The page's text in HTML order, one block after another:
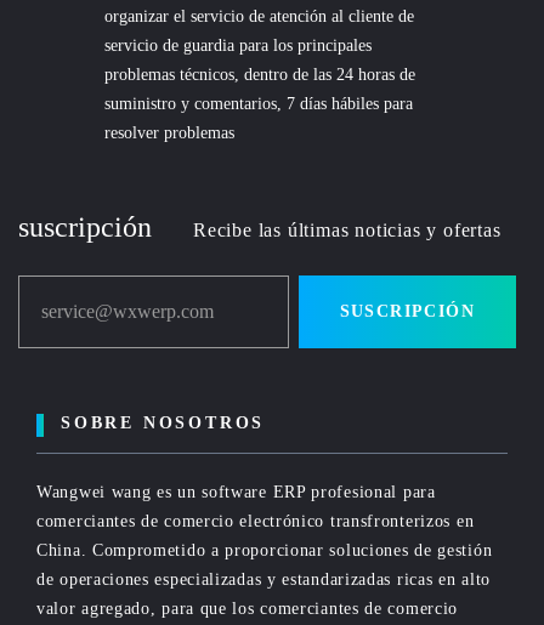
organizar el servicio de atención al cliente de
servicio de guardia para los principales
problemas técnicos, dentro de las 24 horas de
suministro y comentarios, 7 días hábiles para
resolver problemas
suscripción Recibe las últimas noticias y ofertas
service@wxwerp.com SUSCRIPCIÓN
SOBRE NOSOTROS
Wangwei wang es un software ERP profesional para
comerciantes de comercio electrónico transfronterizos en
China. Comprometido a proporcionar soluciones de gestión
de operaciones especializadas y estandarizadas ricas en alto
valor agregado, para que los comerciantes de comercio